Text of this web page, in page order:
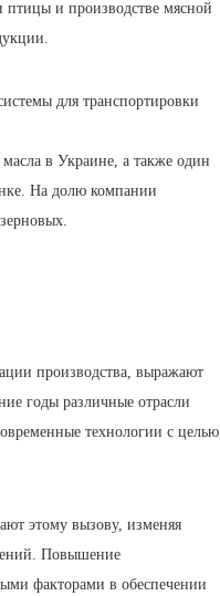
и производстве мясной
для транспортировки
в Украине, а также один
На долю компании
производства, выражают
годы различные отрасли
технологии с целью
этому вызову, изменяя
Повышение
факторами в обеспечении